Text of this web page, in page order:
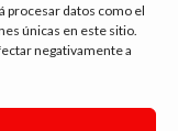
procesar datos como el
únicas en este sitio.
negativamente a